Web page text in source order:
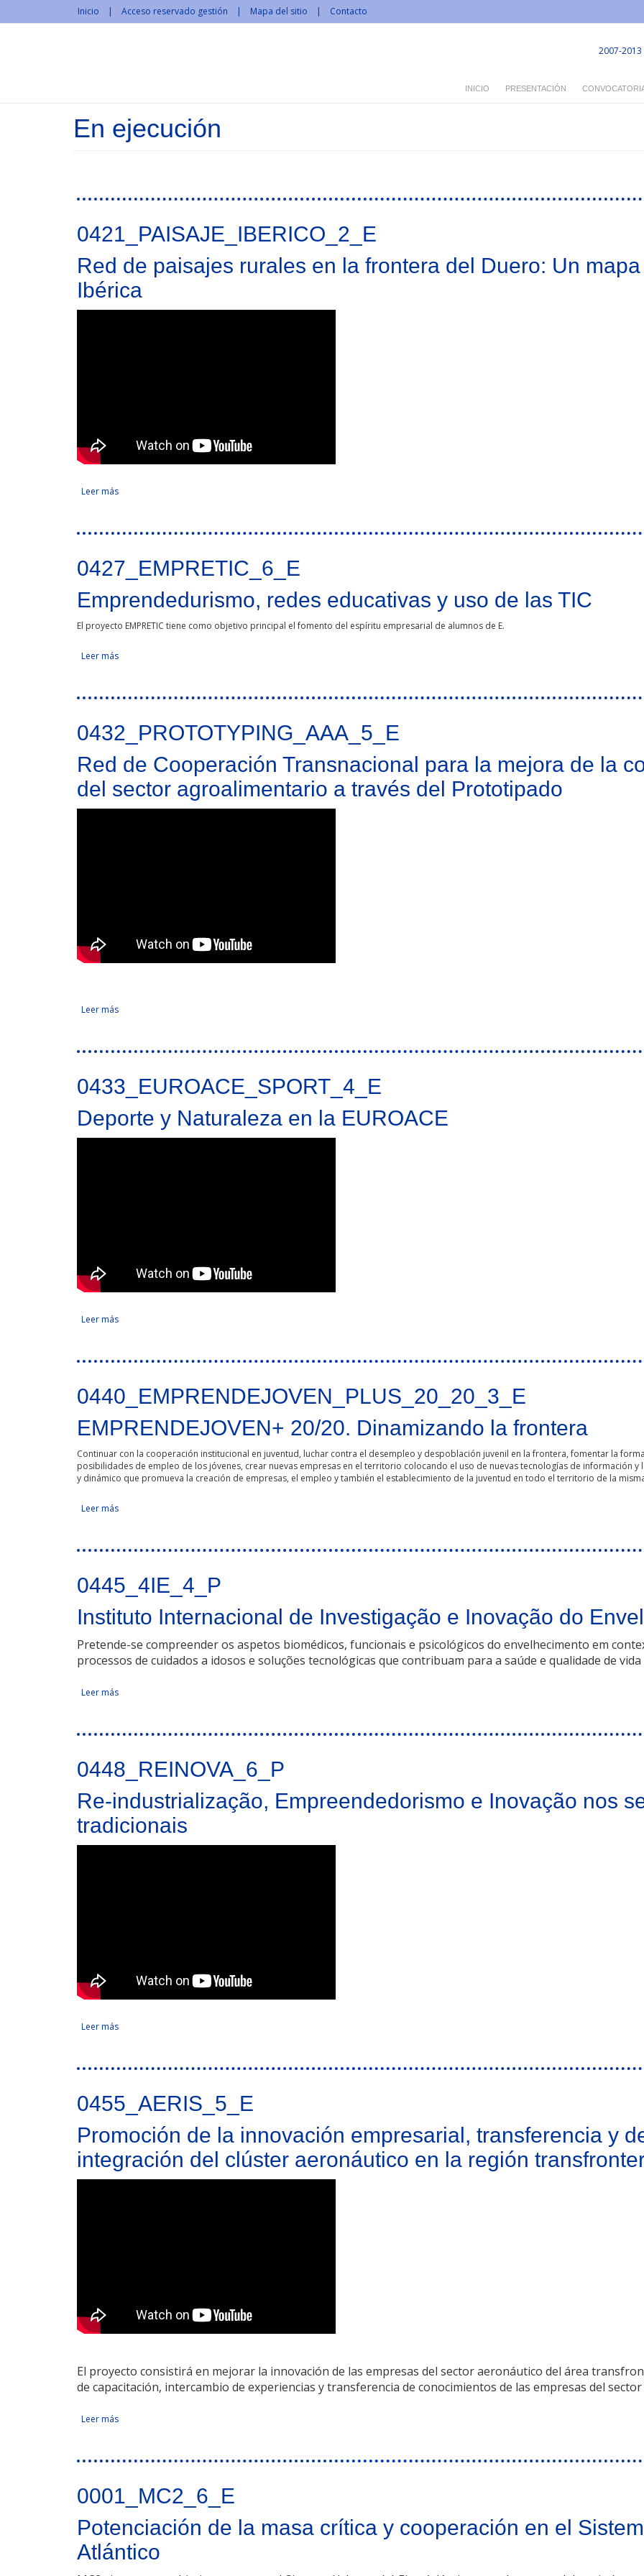
Pasar al contenido principal
Inicio Acceso reservado gestión Mapa del sitio Contacto
INICIO PRESENTACIÓN
2007-2013
En ejecución
0421_PAISAJE_IBERICO_2_E
Red de paisajes rurales en la frontera del Duero: Un
Ibérica
Leer más
0427_EMPRETIC_6_E
Emprendedurismo, redes educativas y uso de las TIC
El proyecto EMPRETIC tiene como objetivo principal el fomento del espíritu empresarial de alumnos de E.
Leer más
0432_PROTOTYPING_AAA_5_E
Red de Cooperación Transnacional para la mejora de la
del sector agroalimentario a través del Prototipado
Leer más
0433_EUROACE_SPORT_4_E
Deporte y Naturaleza en la EUROACE
Leer más
0440_EMPRENDEJOVEN_PLUS_20_20_3_E
EMPRENDEJOVEN+ 20/20. Dinamizando la frontera
Continuar con la cooperación institucional en juventud, luchar contra el desempleo y despoblación juvenil en la frontera, fomentar la
posibilidades de empleo de los jóvenes, crear nuevas empresas en el territorio colocando el uso de nuevas tecnologías de información
y dinámico que promueva la creación de empresas, el empleo y también el establecimiento de la juventud en todo el territorio de la
Leer más
0445_4IE_4_P
Instituto Internacional de Investigação e Inovação do
Pretende-se compreender os aspetos biomédicos, funcionais e psicológicos do envelhecimento em
processos de cuidados a idosos e soluções tecnológicas que contribuam para a saúde e qualidade de
Leer más
0448_REINOVA_6_P
Re-industrialização, Empreendedorismo e Inovação nos
tradicionais
Leer más
0455_AERIS_5_E
Promoción de la innovación empresarial, transferencia y
integración del clúster aeronáutico en la región
El proyecto consistirá en mejorar la innovación de las empresas del sector aeronáutico del área
de capacitación, intercambio de experiencias y transferencia de conocimientos de las empresas del
Leer más
0001_MC2_6_E
Potenciación de la masa crítica y cooperación en el
Atlántico